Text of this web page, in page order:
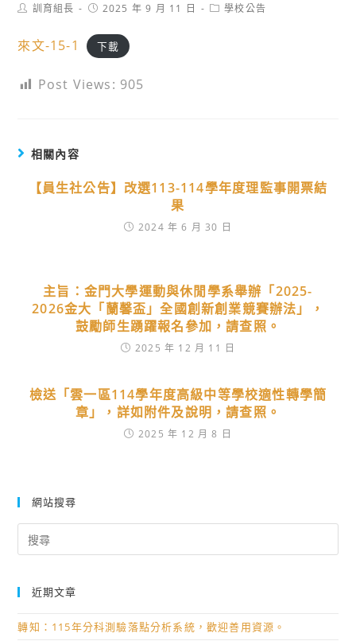
Post訓育組長
Post2025 年 9 月 11 日
Post學校公告
來文-15-1 下載
Post Views: 905
相關內容
【員生社公告】改選113-114學年度理監事開票結
果
2024 年 6 月 30 日
主旨：金門大學運動與休閒學系舉辦「2025-
2026金大「蘭馨盃」全國創新創業競賽辦法」，
鼓勵師生踴躍報名參加，請查照。
2025 年 12 月 11 日
檢送「雲一區114學年度高級中等學校適性轉學簡
章」，詳如附件及說明，請查照。
2025 年 12 月 8 日
網站搜尋
for:
近期文章
轉知：115年分科測驗落點分析系統，歡迎善用資源。